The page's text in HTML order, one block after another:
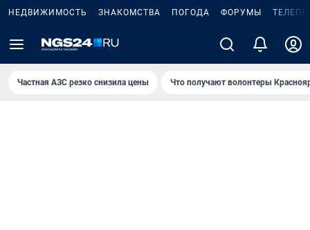
НЕДВИЖИМОСТЬ ЗНАКОМСТВА ПОГОДА ФОРУМЫ
Частная АЗС резко снизила цены Что получают волонтеры